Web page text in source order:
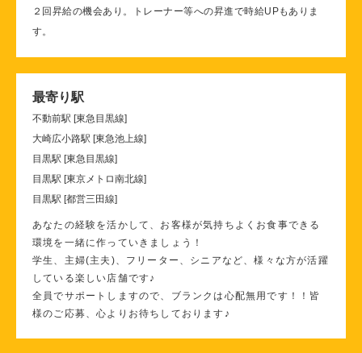
２回昇給の機会あり。トレーナー等への昇進で時給UPもありま
す。
最寄り駅
不動前駅 [東急目黒線]
大崎広小路駅 [東急池上線]
目黒駅 [東急目黒線]
目黒駅 [東京メトロ南北線]
目黒駅 [都営三田線]
あなたの経験を活かして、お客様が気持ちよくお食事できる
環境を一緒に作っていきましょう！
学生、主婦(主夫)、フリーター、シニアなど、様々な方が活躍
している楽しい店舗です♪
全員でサポートしますので、ブランクは心配無用です！！皆
様のご応募、心よりお待ちしております♪